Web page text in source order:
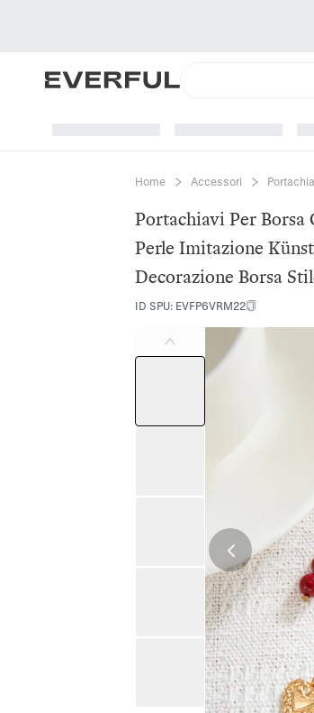
Home Accessori
Portachiavi Per Borsa
Perle Imitazione
Decorazione Borsa
ID SPU: EVFP6VRM22